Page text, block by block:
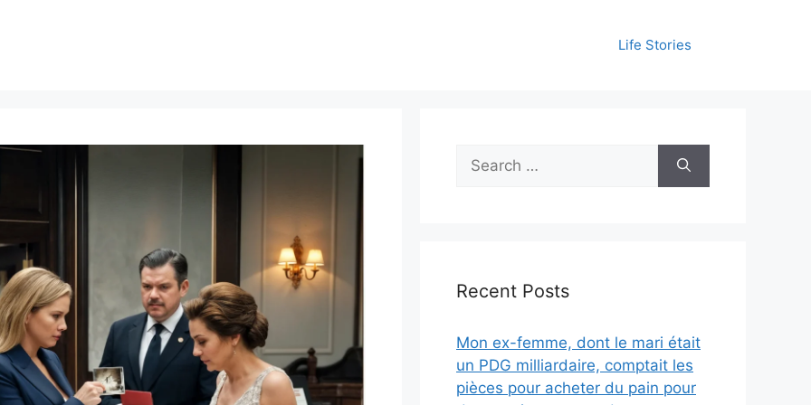
Life Stories
Search
for:
Recent Posts
Mon ex-femme, dont le mari était
un PDG milliardaire, comptait les
pièces pour acheter du pain pour